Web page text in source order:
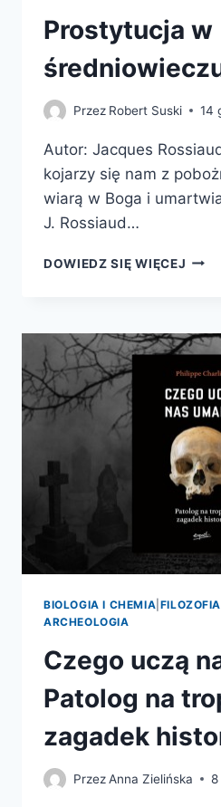
Prostytucja w
Przez Robert Suski 14
Autor: Jacques
kojarzy się nam z
wiarą w Boga i
J. Rossiaud…
DOWIEDZ SIĘ WIĘCEJ
BIOLOGIA I CHEMIA FILOZOFIA
ARCHEOLOGIA
Czego uczą
Patolog na
zagadek
PrzezAnna Zielińska 8